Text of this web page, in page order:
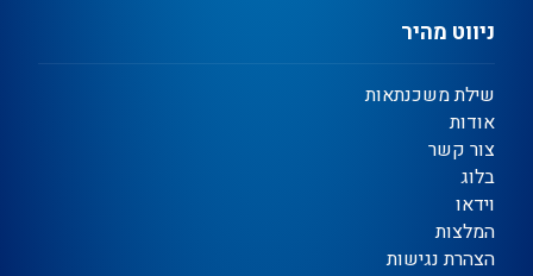
ניווט מהיר
שילת משכנתאות
אודות
צור קשר
בלוג
וידאו
המלצות
הצהרת נגישות